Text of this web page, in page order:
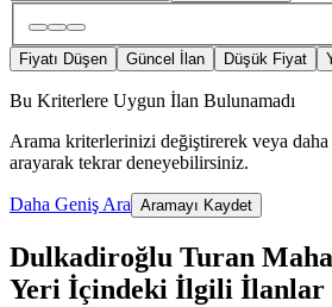
Fiyatı Düşen Güncel İlan Düşük Fiyat
Bu Kriterlere Uygun İlan Bulunamadı
Arama kriterlerinizi değiştirerek veya
arayarak tekrar deneyebilirsiniz.
Daha Geniş Ara Aramayı Kaydet
Dulkadiroğlu Turan
Yeri İçindeki İlgili İlanlar